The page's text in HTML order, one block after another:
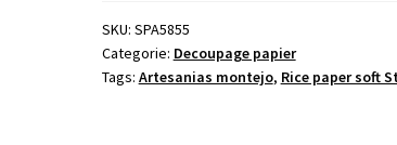
SKU: SPA5855
Categorie: Decoupage papier
Tags: Artesanias montejo, Rice paper soft